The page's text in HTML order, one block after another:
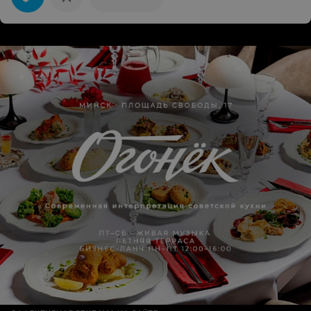
атмосфера без лишней суеты!Спасибо за Ваш труд!